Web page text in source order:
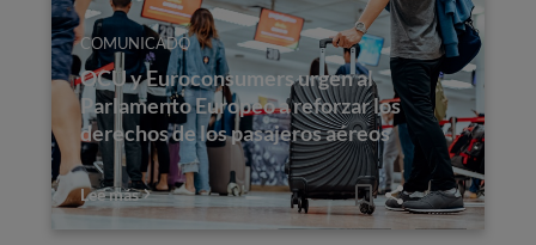
COMUNICADO
OCU y Euroconsumers urgen al
Parlamento Europeo a reforzar los
derechos de los pasajeros aéreos
Lee más